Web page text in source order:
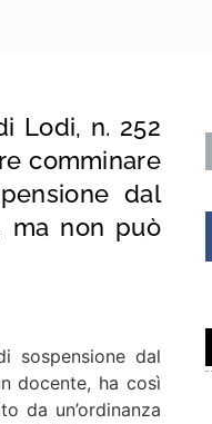
Lodi, n. 252
comminare
dal
ma non può
sospensione dal
docente, ha così
da un’ordinanza